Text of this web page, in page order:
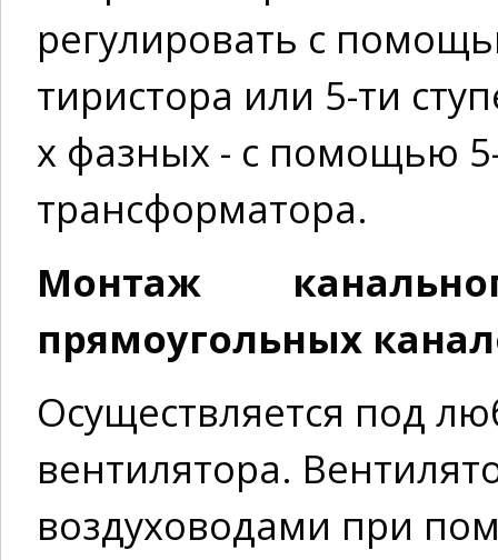
регулировать с
тиристора или 5-ти
х фазных - с помощью
трансформатора.
Монтаж
прямоугольных
Осуществляется под
вентилятора.
воздуховодами при